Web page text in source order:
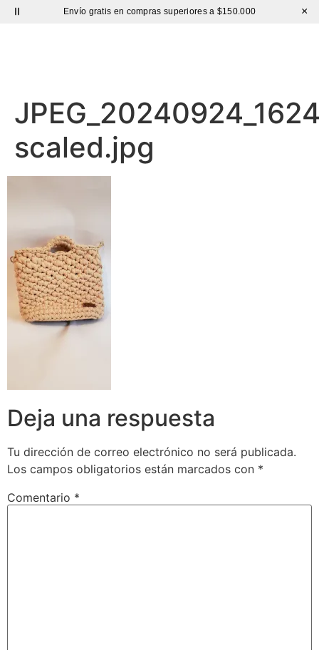
Envío gratis en compras superiores a $150.000 ×
scaled.jpg
Deja una respuesta
Tu dirección de correo electrónico no será publicada.
Los campos obligatorios están marcados con *
Comentario *